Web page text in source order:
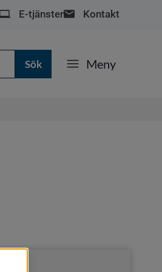
E-tjänster Kontakt
Meny